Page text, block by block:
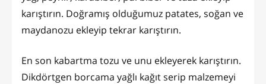
karıştırın. Doğramış olduğumuz patates, soğan ve
maydanozu ekleyip tekrar karıştırın.
En son kabartma tozu ve unu ekleyerek karıştırın.
Dikdörtgen borcama yağlı kağıt serip malzemeyi